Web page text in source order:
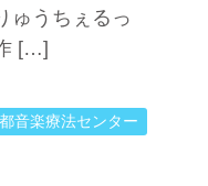
ゅうちぇるっ
[…]
音楽療法センター